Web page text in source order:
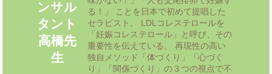
ンサル
タント
高橋先
生
る！」 ことを日本で初めて提唱した
セラピスト。 LDLコレステロールを
「妊娠コレステロール」と呼び、その
重要性を伝えている。 再現性の高い
独自メソッド「体づくり」「心づく
り」「関係づくり」の３つの視点で不